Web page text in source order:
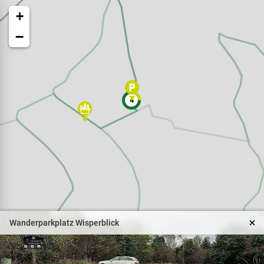
4
+
−
Veranstaltungen
Naturparkpartner
Kinder und Familien
BNE - Bildung für eine
nachhaltige Entwicklung
Wanderparkplatz Wisperblick